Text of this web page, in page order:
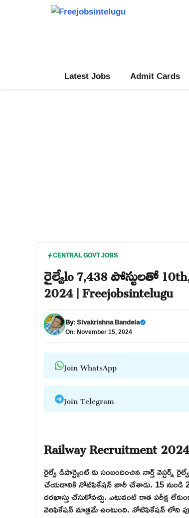
Latest Jobs Admit Cards
CENTRAL GOVT JOBS
రైల్వేlo 7,438 పోస్టులతో
2024 | Freejobsintelugu
By:Sivakrishna Bandela
On: November 15, 2024
Join WhatsApp
Join Telegram
Railway Recruitment
రైల్వే డిపార్ట్మెంట్ కు సంబందించిన నార్త్ వెస్టర్న్
చేయడానికి నోటిఫికేషన్ జారీ చేశాడు. 15 నుండి
దరఖాస్తు చేసుకోవచ్చు. ఎటువంటి రాత పరీక్ష
వెరిఫికేషన్ మాత్రమే ఉంటుంది. నోటిఫికేషన్ లోని